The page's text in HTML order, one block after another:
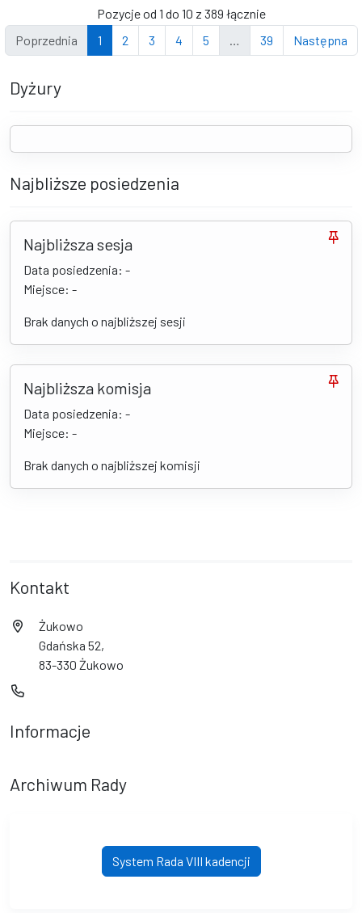
Pozycje od 1 do 10 z 389 łącznie
Poprzednia
1 2 3 4 5 39 Następna
Dyżury
Najbliższe posiedzenia
Najbliższa sesja
Data posiedzenia: -
Miejsce: -
Brak danych o najbliższej sesji
Najbliższa komisja
Data posiedzenia: -
Miejsce: -
Brak danych o najbliższej komisji
Kontakt
Żukowo
Gdańska 52,
83-330 Żukowo
Informacje
Archiwum Rady
System Rada VIII kadencji